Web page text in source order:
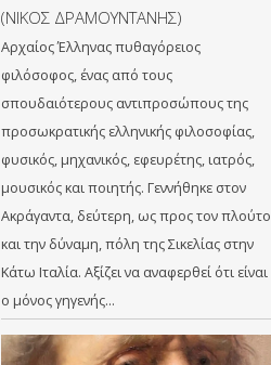
(ΝΙΚΟΣ ΔΡΑΜΟΥΝΤΑΝΗΣ)
Αρχαίος Έλληνας πυθαγόρειος
φιλόσοφος, ένας από τους
σπουδαιότερους αντιπροσώπους της
προσωκρατικής ελληνικής φιλοσοφίας,
φυσικός, μηχανικός, εφευρέτης, ιατρός,
μουσικός και ποιητής. Γεννήθηκε στον
Ακράγαντα, δεύτερη, ως προς τον πλούτο
και την δύναμη, πόλη της Σικελίας στην
Κάτω Ιταλία. Αξίζει να αναφερθεί ότι είναι
ο μόνος γηγενής…